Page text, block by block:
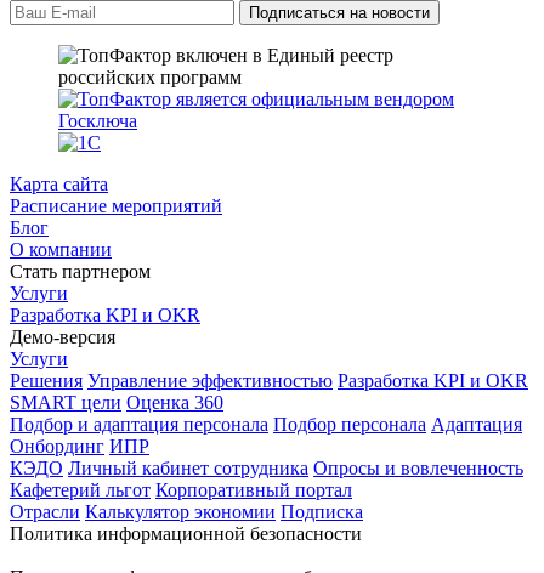
Карта сайта
Расписание мероприятий
Блог
О компании
Стать партнером
Услуги
Разработка KPI и OKR
Демо-версия
Услуги
Решения Управление эффективностью Разработка KPI и OKR
SMART цели Оценка 360
Подбор и адаптация персонала Подбор персонала Адаптация
Онбординг ИПР
КЭДО Личный кабинет сотрудника Опросы и вовлеченность
Кафетерий льгот Корпоративный портал
Отрасли Калькулятор экономии Подписка
Политика информационной безопасности